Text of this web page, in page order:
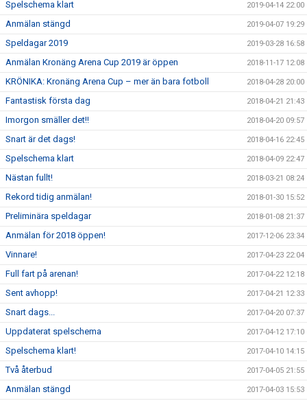
Spelschema klart 2019-04-14 22:00
Anmälan stängd 2019-04-07 19:29
Speldagar 2019 2019-03-28 16:58
Anmälan Kronäng Arena Cup 2019 är öppen 2018-11-17 12:08
KRÖNIKA: Kronäng Arena Cup – mer än bara fotboll 2018-04-28 20:00
Fantastisk första dag 2018-04-21 21:43
Imorgon smäller det!! 2018-04-20 09:57
Snart är det dags! 2018-04-16 22:45
Spelschema klart 2018-04-09 22:47
Nästan fullt! 2018-03-21 08:24
Rekord tidig anmälan! 2018-01-30 15:52
Preliminära speldagar 2018-01-08 21:37
Anmälan för 2018 öppen! 2017-12-06 23:34
Vinnare! 2017-04-23 22:04
Full fart på arenan! 2017-04-22 12:18
Sent avhopp! 2017-04-21 12:33
Snart dags... 2017-04-20 07:37
Uppdaterat spelschema 2017-04-12 17:10
Spelschema klart! 2017-04-10 14:15
Två återbud 2017-04-05 21:55
Anmälan stängd 2017-04-03 15:53